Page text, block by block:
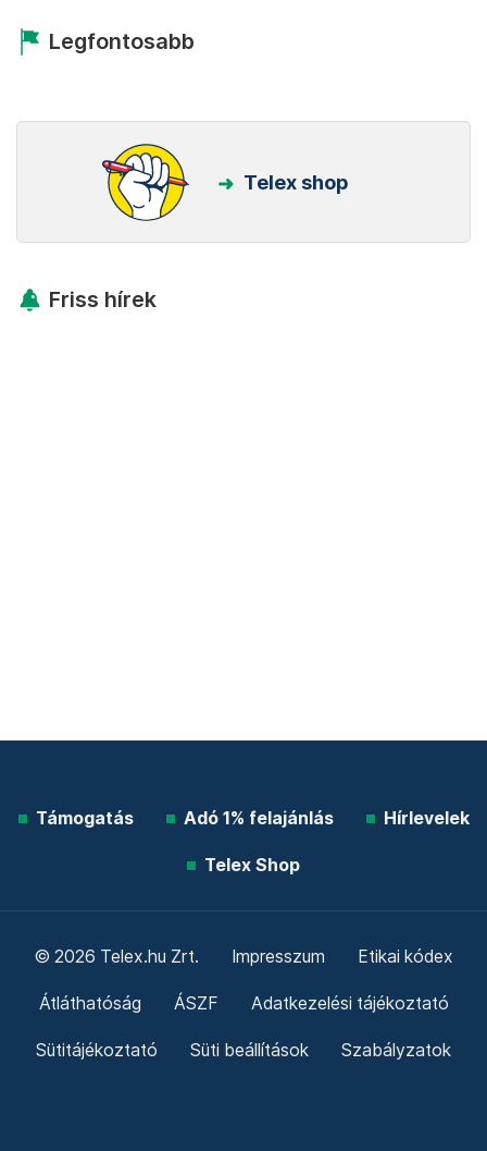
Legfontosabb
Telex shop
Friss hírek
Támogatás Adó 1% felajánlás Hírlevelek
Telex Shop
© 2026 Telex.hu Zrt. Impresszum Etikai kódex
Átláthatóság ÁSZF Adatkezelési tájékoztató
Sütitájékoztató Süti beállítások Szabályzatok